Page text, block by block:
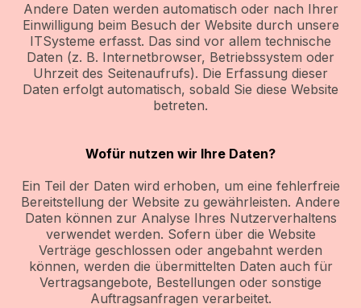
Andere Daten werden automatisch oder nach Ihrer
Einwilligung beim Besuch der Website durch unsere
ITSysteme erfasst. Das sind vor allem technische
Daten (z. B. Internetbrowser, Betriebssystem oder
Uhrzeit des Seitenaufrufs). Die Erfassung dieser
Daten erfolgt automatisch, sobald Sie diese Website
betreten.
Wofür nutzen wir Ihre Daten?
Ein Teil der Daten wird erhoben, um eine fehlerfreie
Bereitstellung der Website zu gewährleisten. Andere
Daten können zur Analyse Ihres Nutzerverhaltens
verwendet werden. Sofern über die Website
Verträge geschlossen oder angebahnt werden
können, werden die übermittelten Daten auch für
Vertragsangebote, Bestellungen oder sonstige
Auftragsanfragen verarbeitet.